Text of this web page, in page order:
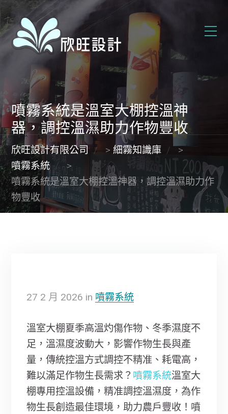
噴霧系統是溫室大棚控溫神
器，調控溫濕助力作物豐收
欣旺設計有限公司 >細霧知識庫
>
噴霧系統
>
噴霧系統是溫室大棚控溫神器，調控溫濕助力作
物豐收
27 2 月 2026 in 噴霧系統
溫室大棚夏季高溫灼傷作物、冬季濕度不
足，溫濕度波動大，影響作物生長與產
量，傳統控溫方式調控不精准、耗電高，
難以滿足作物生長需求？ 噴霧系統溫室大
棚專用控溫設備，精准調控溫濕度，為作
物生長創造最佳環境，助力農戶豐收！噴